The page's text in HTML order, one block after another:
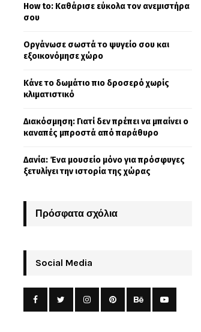
o
r
How to: Καθάρισε εύκολα τον ανεμιστήρα
σου
Οργάνωσε σωστά το ψυγείο σου και
εξοικονόμησε χώρο
Κάνε το δωμάτιο πιο δροσερό χωρίς
κλιματιστικό
Διακόσμηση: Γιατί δεν πρέπει να μπαίνει ο
καναπές μπροστά από παράθυρο
Δανία: Ένα μουσείο μόνο για πρόσφυγες
ξετυλίγει την ιστορία της χώρας
Πρόσφατα σχόλια
Social Media